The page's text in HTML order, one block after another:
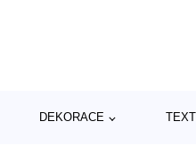
DEKORACE